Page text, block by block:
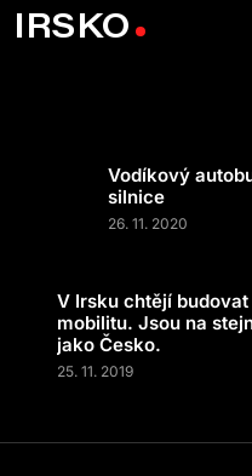
IRSKO
Vodíkový
silnice
26. 11. 2020
V Irsku chtějí
mobilitu. Jsou na
jako Česko.
25. 11. 2019